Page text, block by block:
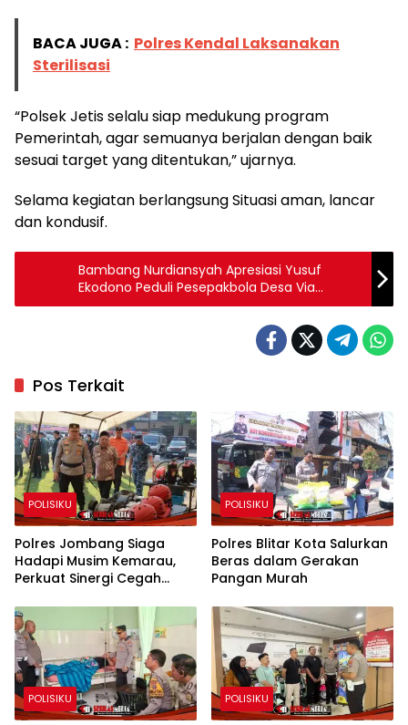
BACA JUGA : Polres Kendal Laksanakan
Sterilisasi
“Polsek Jetis selalu siap medukung program
Pemerintah, agar semuanya berjalan dengan baik
sesuai target yang ditentukan,” ujarnya.
Selama kegiatan berlangsung Situasi aman, lancar
dan kondusif.
Bambang Nurdiansyah Apresiasi Yusuf
Ekodono Peduli Pesepakbola Desa Via
Watudakon FA
Pos Terkait
POLISIKU
Polres Jombang Siaga
Hadapi Musim Kemarau,
Perkuat Sinergi Cegah
POLISIKU
Polres Blitar Kota Salurkan
Beras dalam Gerakan
Pangan Murah
POLISIKU POLISIKU